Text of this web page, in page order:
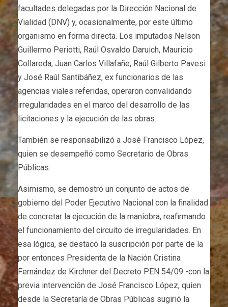
facultades delegadas por la Dirección Nacional de
Vialidad (DNV) y, ocasionalmente, por este último
organismo en forma directa. Los imputados Nelson
Guillermo Periotti, Raúl Osvaldo Daruich, Mauricio
Collareda, Juan Carlos Villafañe, Raúl Gilberto Pavesi
y José Raúl Santibáñez, ex funcionarios de las
agencias viales referidas, operaron convalidando
irregularidades en el marco del desarrollo de las
licitaciones y la ejecución de las obras.
También se responsabilizó a José Francisco López,
quien se desempeñó como Secretario de Obras
Públicas.
Asimismo, se demostró un conjunto de actos de
gobierno del Poder Ejecutivo Nacional con la finalidad
de concretar la ejecución de la maniobra, reafirmando
el funcionamiento del circuito de irregularidades. En
esa lógica, se destacó la suscripción por parte de la
por entonces Presidenta de la Nación Cristina
Fernández de Kirchner del Decreto PEN 54/09 -con la
previa intervención de José Francisco López, quien
desde la Secretaría de Obras Públicas sugirió la